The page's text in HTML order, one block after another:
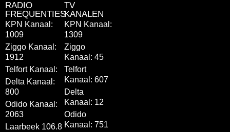
RADIO
FREQUENTIES
KPN Kanaal:
1009
Ziggo Kanaal:
1912
Telfort Kanaal:
Delta Kanaal:
800
Odido Kanaal:
2063
Laarbeek 106.8
TV
KANALEN
KPN Kanaal:
1309
Ziggo
Kanaal: 45
Telfort
Kanaal: 607
Delta
Kanaal: 12
Odido
Kanaal: 751